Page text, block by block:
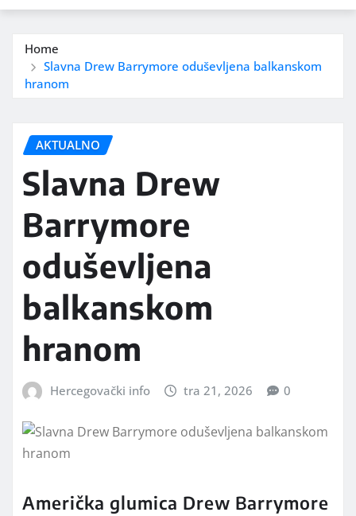
Home
Slavna Drew Barrymore oduševljena balkanskom
hranom
AKTUALNO
Slavna Drew
Barrymore
oduševljena
balkanskom
hranom
Hercegovački info tra 21, 2026 0
Američka glumica Drew Barrymore